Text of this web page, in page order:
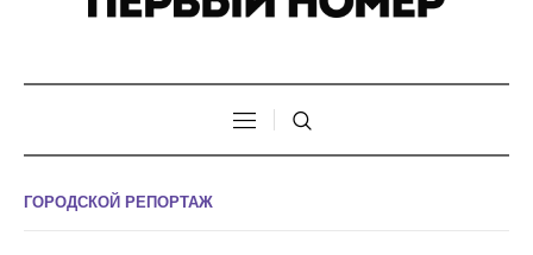
ГОРОДСКОЙ РЕПОРТАЖ